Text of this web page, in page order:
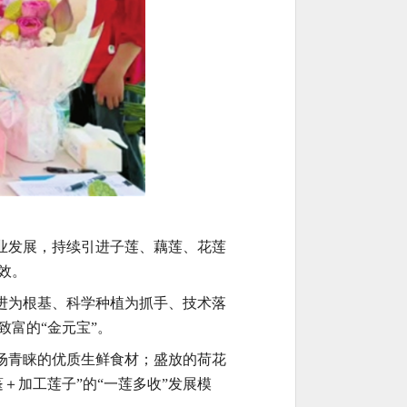
发展，持续引进子莲、藕莲、花莲
。
根基、科学种植为抓手、技术落
富的“金元宝”。
青睐的优质生鲜食材；盛放的荷花
加工莲子”的“一莲多收”发展模